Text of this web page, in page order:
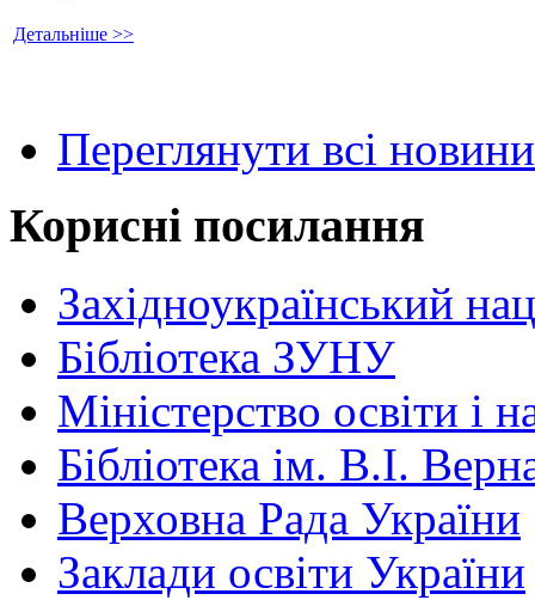
Детальніше >>
Переглянути всі новини
Корисні посилання
Західноукраїнський
Бібліотека ЗУНУ
Міністерство освіти і
Бібліотека ім. В.І.
Верховна Рада України
Заклади освіти України